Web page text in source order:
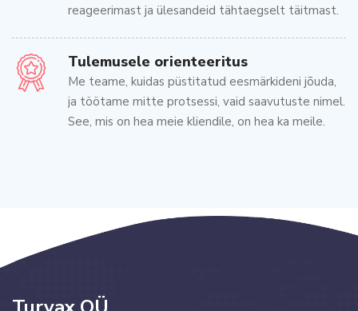
reageerimast ja ülesandeid tähtaegselt täitmast.
Tulemusele orienteeritus
Мe teame, kuidas püstitatud eesmärkideni jõuda,
ja töötame mitte protsessi, vaid saavutuste nimel.
See, mis on hea meie kliendile, on hea ka meile.